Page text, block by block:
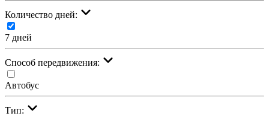
Количество дней:
7 дней
Cпособ передвижения:
Автобус
Тип: